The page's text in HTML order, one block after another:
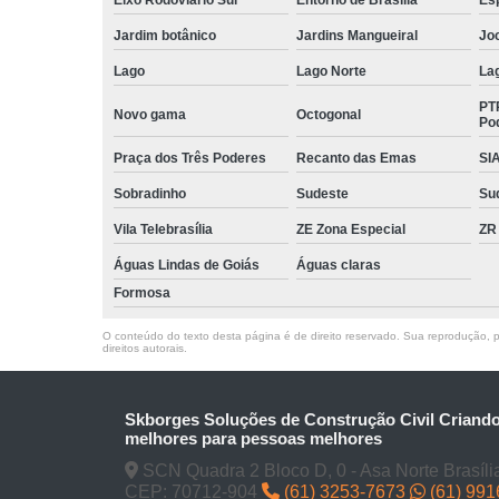
Jardim botânico Jardins Mangueiral
Lago Lago Norte
Novo gama Octogonal
Praça dos Três Poderes Recanto das Emas SIA
Sobradinho Sudeste
Vila Telebrasília ZE Zona Especial
Águas Lindas de Goiás
Águas claras
Formosa
O conteúdo do texto desta página é de direito reservado. Sua reprodução,
direitos autorais
Skborges Soluções de Construção Civil
melhores para pessoas melhores
SCN Quadra 2 Bloco D, 0 - Asa Norte
CEP: 70712-904
(61) 3253-7673 (61)